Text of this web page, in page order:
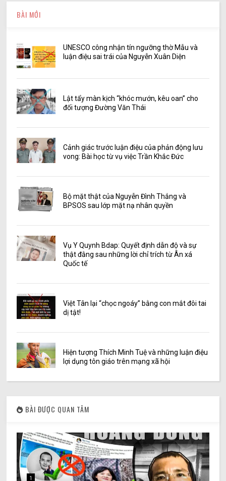
BÀI MỚI
UNESCO công nhận tín ngưỡng thờ Mẫu và
luận điệu sai trái của Nguyễn Xuân Diện
Lật tẩy màn kịch “khóc mướn, kêu oan” cho
đối tượng Đường Văn Thái
Cảnh giác trước luận điệu của phản động lưu
vong: Bài học từ vụ việc Trần Khắc Đức
Bộ mặt thật của Nguyễn Đình Thắng và
BPSOS sau lớp mặt nạ nhân quyền
Vụ Y Quynh Bdap: Quyết định dẫn độ và sự
thật đằng sau những lời chỉ trích từ Ân xá
Quốc tế
Việt Tân lại “chọc ngoáy” bằng con mắt đôi tai
dị tật!
Hiện tượng Thích Minh Tuệ và những luận điệu
lợi dụng tôn giáo trên mạng xã hội
BÀI ĐƯỢC QUAN TÂM
1